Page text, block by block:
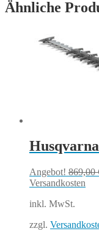
Ähnliche
Angebot! 869,00
Versandkosten
inkl. MwSt.
zzgl.